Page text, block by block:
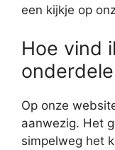
een kijkje op
Hoe vind
Op onze
aanwezig. Het
simpelweg het